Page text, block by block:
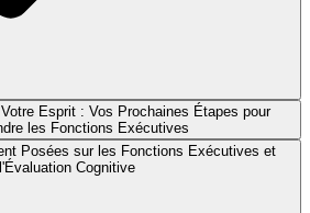
Esprit : Vos Prochaines Étapes pour
les Fonctions Exécutives
Posées sur les Fonctions Exécutives et
l'Évaluation Cognitive